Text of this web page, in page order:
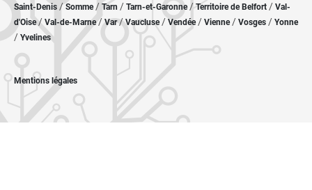
Saint-Denis /Somme/ Tarn / Tarn-et-Garonne/Territoire de Belfort / Val-
d'Oise/ Val-de-Marne/Var/Vaucluse/ Vendée/ Vienne/ Vosges / Yonne
/ Yvelines
Mentions légales